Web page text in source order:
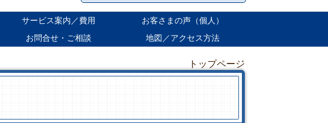
サービス案内／費用
お客さまの声（個人）
お問合せ・ご相談 地図／アクセス方法
トップページ